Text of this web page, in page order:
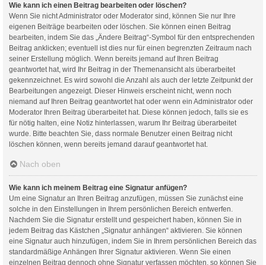
Wie kann ich einen Beitrag bearbeiten oder löschen?
Wenn Sie nicht Administrator oder Moderator sind, können Sie nur Ihre
eigenen Beiträge bearbeiten oder löschen. Sie können einen Beitrag
bearbeiten, indem Sie das „Ändere Beitrag“-Symbol für den entsprechenden
Beitrag anklicken; eventuell ist dies nur für einen begrenzten Zeitraum nach
seiner Erstellung möglich. Wenn bereits jemand auf Ihren Beitrag
geantwortet hat, wird Ihr Beitrag in der Themenansicht als überarbeitet
gekennzeichnet. Es wird sowohl die Anzahl als auch der letzte Zeitpunkt der
Bearbeitungen angezeigt. Dieser Hinweis erscheint nicht, wenn noch
niemand auf Ihren Beitrag geantwortet hat oder wenn ein Administrator oder
Moderator Ihren Beitrag überarbeitet hat. Diese können jedoch, falls sie es
für nötig halten, eine Notiz hinterlassen, warum Ihr Beitrag überarbeitet
wurde. Bitte beachten Sie, dass normale Benutzer einen Beitrag nicht
löschen können, wenn bereits jemand darauf geantwortet hat.
Nach oben
Wie kann ich meinem Beitrag eine Signatur anfügen?
Um eine Signatur an Ihren Beitrag anzufügen, müssen Sie zunächst eine
solche in den Einstellungen in Ihrem persönlichen Bereich entwerfen.
Nachdem Sie die Signatur erstellt und gespeichert haben, können Sie in
jedem Beitrag das Kästchen „Signatur anhängen“ aktivieren. Sie können
eine Signatur auch hinzufügen, indem Sie in Ihrem persönlichen Bereich das
standardmäßige Anhängen Ihrer Signatur aktivieren. Wenn Sie einen
einzelnen Beitrag dennoch ohne Signatur verfassen möchten, so können Sie